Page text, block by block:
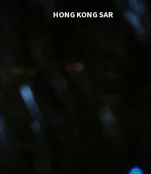
HONG KONG SAR